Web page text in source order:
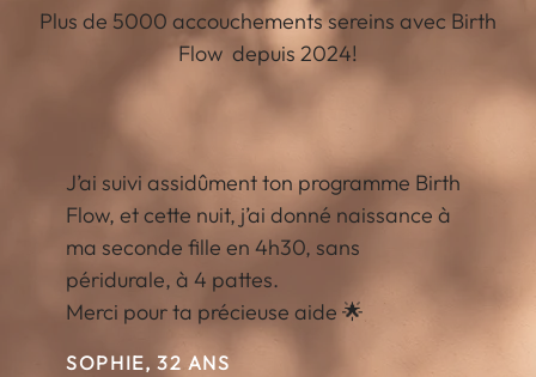
Plus de 5000 accouchements sereins avec Birth
Flow depuis 2024!
J’ai suivi assidûment ton programme Birth
Flow, et cette nuit, j’ai donné naissance à
ma seconde fille en 4h30, sans
péridurale, à 4 pattes.
Merci pour ta précieuse aide 🌟
SOPHIE, 32 ANS